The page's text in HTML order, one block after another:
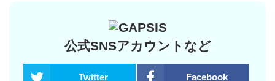
公式SNSアカウントなど
Twitter Facebook